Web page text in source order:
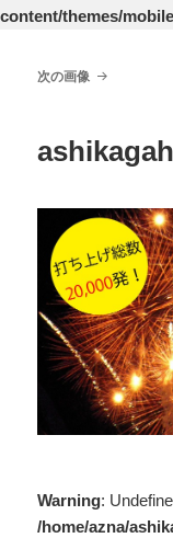
content/themes/
次の画像
Warning:
/home/azna/